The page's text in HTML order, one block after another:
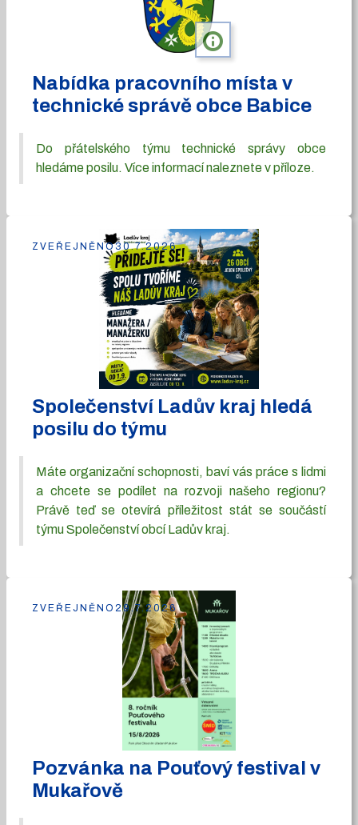
info
Nabídka pracovního místa v
technické správě obce Babice
Do přátelského týmu technické správy obce
hledáme posilu. Více informací naleznete v příloze.
Společenství Ladův kraj hledá
posilu do týmu
Máte organizační schopnosti, baví vás práce s lidmi
a chcete se podílet na rozvoji našeho regionu?
Právě teď se otevírá příležitost stát se součástí
týmu Společenství obcí Ladův kraj.
ZVEŘEJNĚNO30.7.2026
Pozvánka na Pouťový festival v
Mukařově
ZVEŘEJNĚNO 29.7.2026